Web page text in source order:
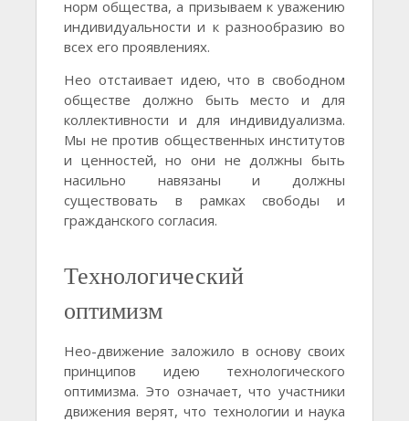
норм общества, а призываем к уважению
индивидуальности и к разнообразию во
всех его проявлениях.
Нео отстаивает идею, что в свободном
обществе должно быть место и для
коллективности и для индивидуализма.
Мы не против общественных институтов
и ценностей, но они не должны быть
насильно навязаны и должны
существовать в рамках свободы и
гражданского согласия.
Технологический
оптимизм
Нео-движение заложило в основу своих
принципов идею технологического
оптимизма. Это означает, что участники
движения верят, что технологии и наука